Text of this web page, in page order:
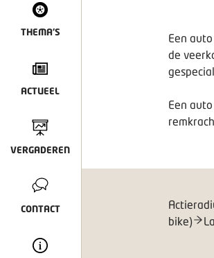
THEMA'S
ACTUEEL
VERGADEREN
CONTACT
Een
de
Een
bike)